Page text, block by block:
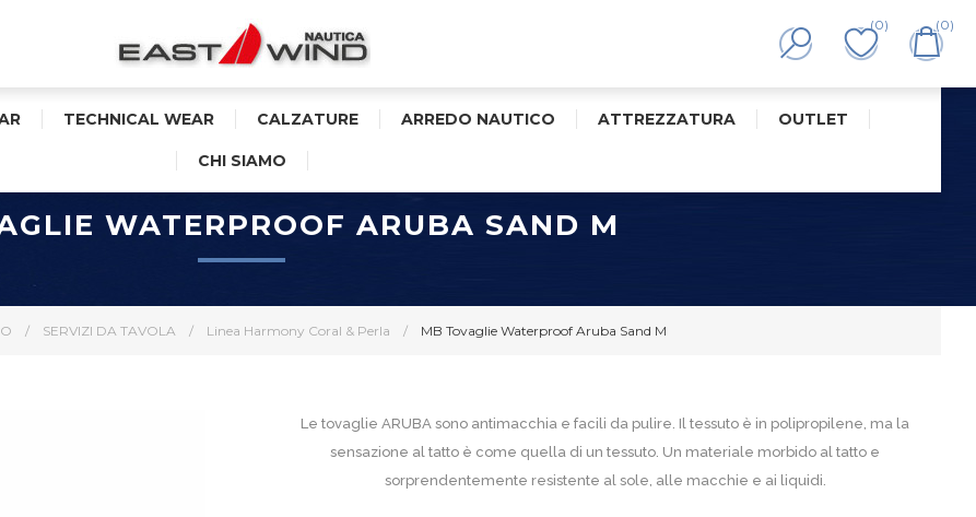
(0) (0)
TECHNICAL WEAR CALZATURE ARREDO NAUTICO ATTREZZATURA OUTLET
CHI SIAMO
/ SERVIZI DA TAVOLA / Linea Harmony Coral & Perla / MB Tovaglie Waterproof Aruba Sand M
WATERPROOF ARUBA SAND M
Le tovaglie ARUBA sono antimacchia e facili da pulire. Il tessuto è in polipropilene, ma la
sensazione al tatto è come quella di un tessuto. Un materiale morbido al tatto e
sorprendentemente resistente al sole, alle macchie e ai liquidi.